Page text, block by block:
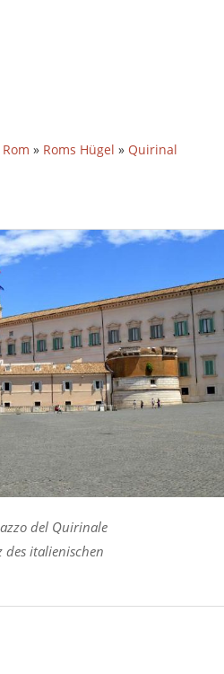
Rom » Roms Hügel » Quirinal
del Quirinale
des italienischen